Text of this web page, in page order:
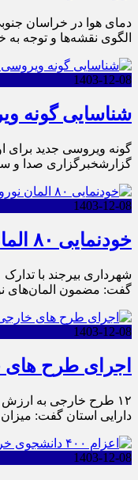
دمای هوا در خراسان
الگوی نقشه‌ها و توجه
1403-12-08
شناسایی گونه
گونه ویروسی جدید برای
گزارشخبرگزاری صدا و
1403-12-08
خودنمایی ۸۰ المان نوروزی، بهار امسال در شهر بیرجند
گفت: مضمون المان‌های
1403-12-08
اجرای طرح های خارجی به ارزش
دارایی استان گفت: میزان
1403-12-08